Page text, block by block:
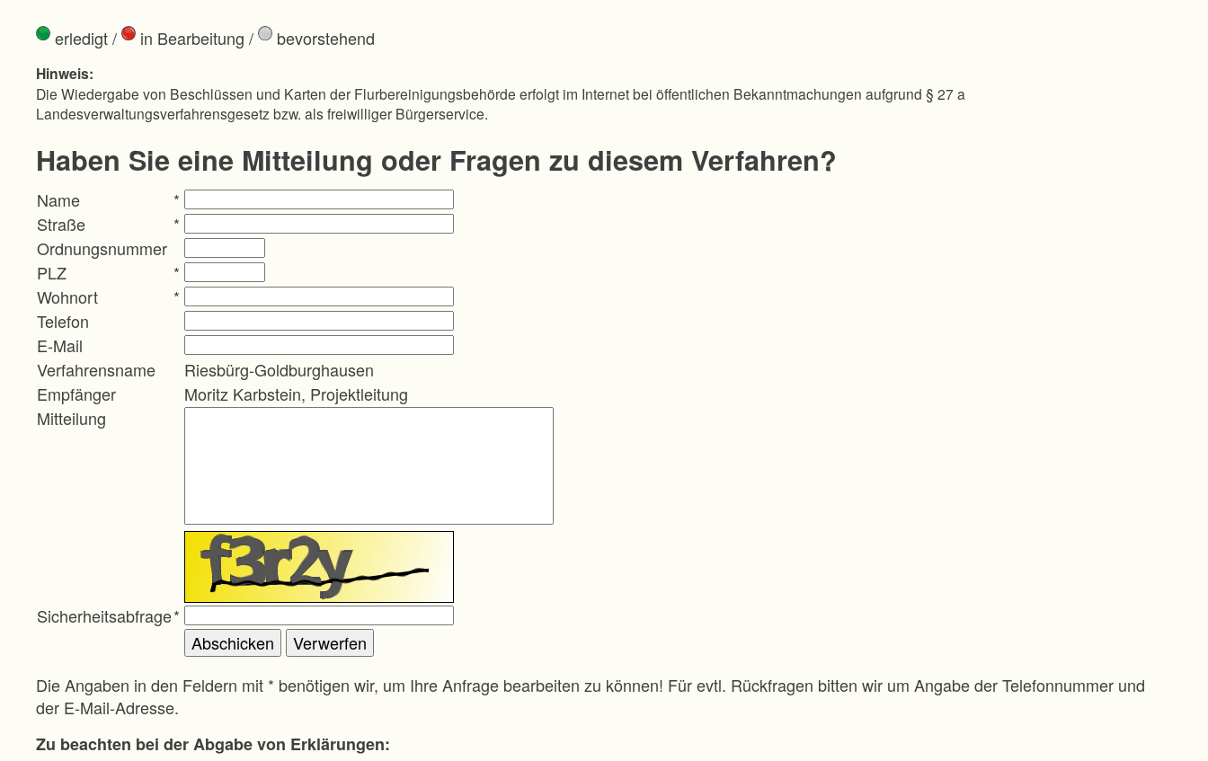
erledigt/ in Bearbeitung / bevorstehend
Hinweis:
Die Wiedergabe von Beschlüssen und Karten der Flurbereinigungsbehörde erfolgt im Internet bei öffentlichen Bekanntmachungen aufgrund § 27 a
Landesverwaltungsverfahrensgesetz bzw. als freiwilliger Bürgerservice.
Haben Sie eine Mitteilung oder Fragen zu diesem Verfahren?
Name
*
Straße
*
Ordnungsnummer
PLZ
*
Wohnort
*
Telefon
E-Mail
Verfahrensname
Riesbürg-Goldburghausen
Empfänger
Moritz Karbstein, Projektleitung
Mitteilung
Sicherheitsabfrage*
Die Angaben in den Feldern mit * benötigen wir, um Ihre Anfrage bearbeiten zu können! Für evtl. Rückfragen bitten wir um Angabe der Telefonnummer und
der E-Mail-Adresse.
Zu beachten bei der Abgabe von Erklärungen: